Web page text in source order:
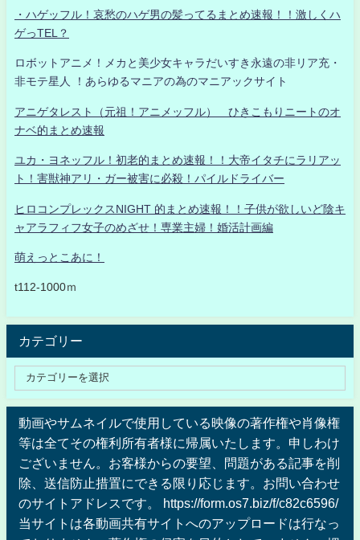
・ハゲッフル！哀愁のハゲ男の髪ってるまとめ速報！！激しくハ
ゲっTEL？
ロボットアニメ！メカと美少女キャラだいすき永遠の非リア充・
非モテ星人 ！あらゆるマニアの為のマニアックサイト
アニゲタレスト（元祖！アニメッフル） ひきこもりニートのオ
ナベ的まとめ速報
ユカ・ヨネッフル！初老的まとめ速報！！大帝イタチにラリアッ
ト！害獣神アリ・ガー被害に必殺！パイルドライバー
ヒロコンプレックスNIGHT 的まとめ速報！！子供が欲しいど陰キ
ャアラフィフ女子のめざせ！専業主婦！婚活計画編
萌えっとこあに！
t112-1000ｍ
カテゴリー
動画やサムネイルで使用している映像の著作権や肖像権
等は全てその権利所有者様に帰属いたします。申しわけ
ございません。お客様からの要望、問題がある記事を削
除、送信防止措置にできる限り応じます。お問い合わせ
のサイトアドレスです。 https://form.os7.biz/f/c82c6596/
当サイトは各動画共有サイトへのアップロードは行なっ